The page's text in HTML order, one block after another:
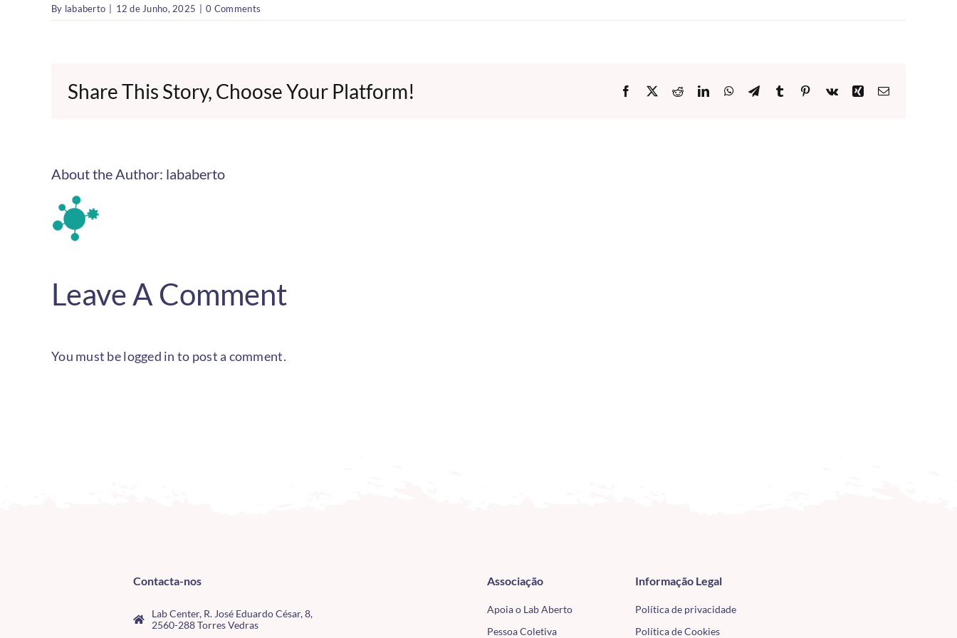
By lababerto 12 de Junho, 2025 0 Comments
Share This Story, Choose Your Platform! Facebook
X RedditLinkedInWhatsApp
TelegramTumblr Pinterest
Vk XingEmail
About the Author: lababerto
Leave A Comment
You must belogged in to post a comment.
Contacta-nos
Lab Center, R. José Eduardo César, 8,
2560-288 Torres Vedras
Associação
Apoia o Lab Aberto
Pessoa Coletiva
Informação Legal
Política de privacidade
Política de Cookies